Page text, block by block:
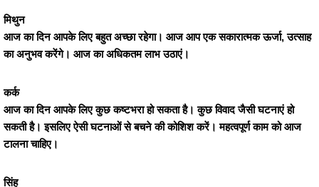
मिथुन
आज का दिन आपके लिए बहुत अच्छा रहेगा। आज आप एक सकारात्मक ऊर्जा, उत्साह
का अनुभव करेंगे। आज का अधिकतम लाभ उठाएं।
कर्क
आज का दिन आपके लिए कुछ कष्टभरा हो सकता है। कुछ विवाद जैसी घटनाएं हो
सकती है। इसलिए ऐसी घटनाओं से बचने की कोशिश करें। महत्वपूर्ण काम को आज
टालना चाहिए।
सिंह